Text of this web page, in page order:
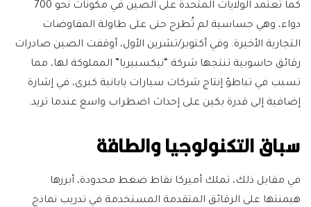
كما تعتمد الولايات المتحدة على الصين في مكونات نحو 700
دواء، وهي حساسية لم تُطرح حتى على طاولة المفاوضات
التجارية الأخيرة. وفي أكتوبر/تشرين الأول، أوقفت الصين صادرات
رقائق حاسوبية تنتجها شركة “نيكسبيريا” المملوكة لها، مما
تسبب في تباطؤ إنتاج شركات سيارات يابانية كبرى، في إشارة
إضافية إلى قدرة بكين على إحداث اضطراب واسع عندما تريد.
سباق التكنولوجيا والطاقة
في مقابل ذلك، تملك أميركا نقاط ضغط محدودة، أبرزها
هيمنتها على الرقائق المتقدمة المستخدمة في تدريب نماذج